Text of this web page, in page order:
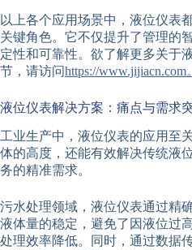
以上各个应用场景中，液位仪表
关键角色。它不仅提升了管理的
定性和可靠性。欲了解更多关于
节，请访问https://www.jijiacn.com。
液位仪表解决方案：痛点与需求
工业生产中，液位仪表的应用至
体的高度，还能有效解决传统液
务的精准需求。
污水处理领域，液位仪表通过精
液体量的稳定，避免了因液位过
处理效率降低。同时，通过数据